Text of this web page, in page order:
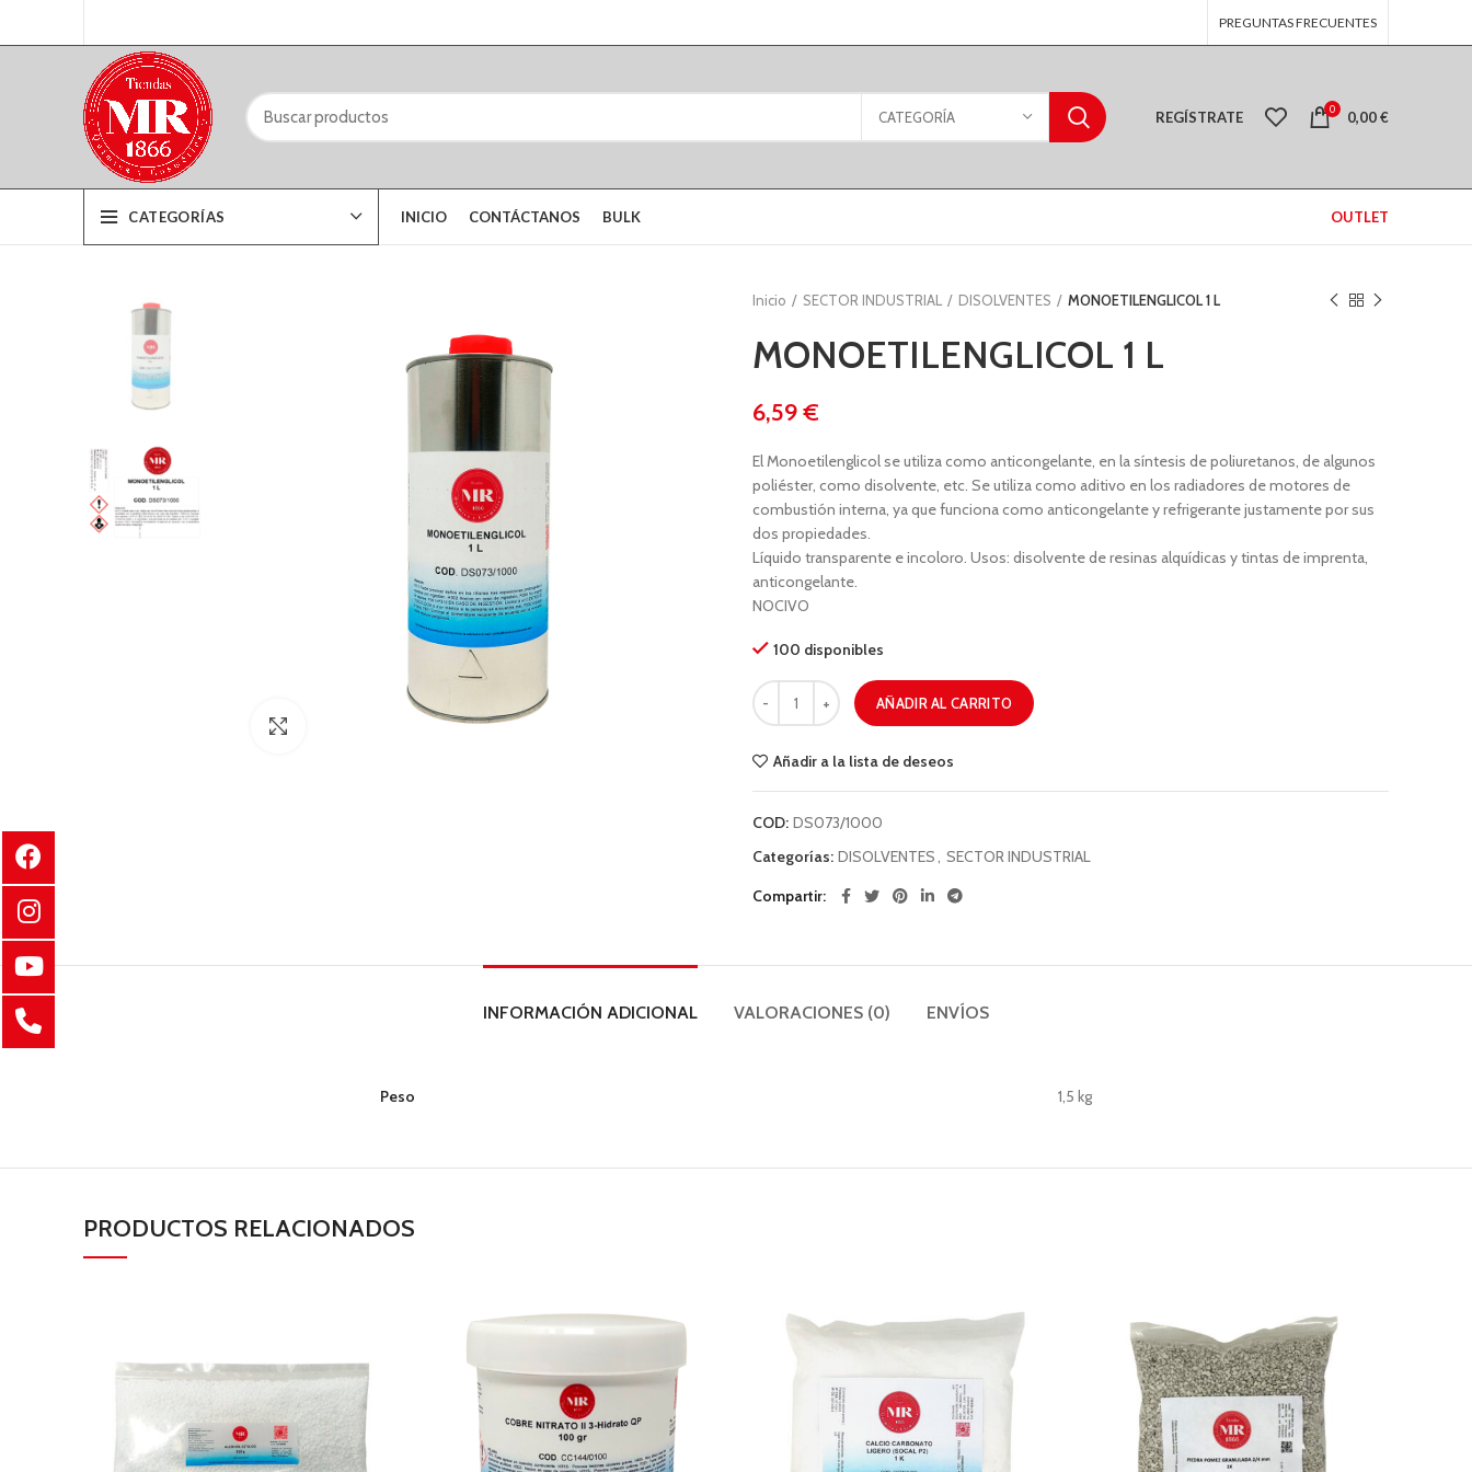
PREGUNTAS FRECUENTES
CATEGORÍA REGÍSTRATE 0 0,00€
CATEGORÍAS INICIO CONTÁCTANOS BULK OUTLET
Inicio SECTOR INDUSTRIAL DISOLVENTES MONOETILENGLICOL 1 L
MONOETILENGLICOL 1 L
€
El Monoetilenglicol se utiliza como anticongelante, en la síntesis de poliuretanos, de algunos
poliéster, como disolvente, etc. Se utiliza como aditivo en los radiadores de motores de
combustión interna, ya que funciona como anticongelante y refrigerante justamente por sus
dos propiedades.
Líquido transparente e incoloro. Usos: disolvente de resinas alquídicas y tintas de imprenta,
anticongelante.
NOCIVO
100 disponibles
AÑADIR AL CARRITO
Añadir a la lista de deseos
COD: DS073/1000
Categorías: DISOLVENTES, SECTOR INDUSTRIAL
Compartir
INFORMACIÓN ADICIONAL VALORACIONES (0) ENVÍOS
Peso 1,5 kg
PRODUCTOS RELACIONADOS